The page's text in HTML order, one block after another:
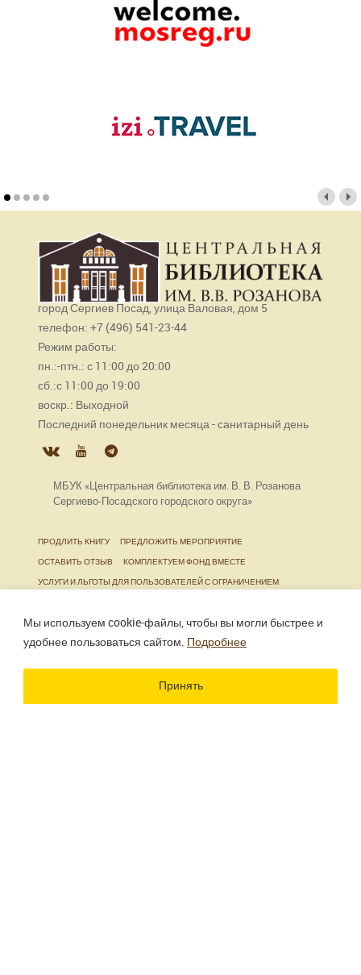
Мы используем cookie‑файлы, чтобы вы могли быстрее и
удобнее пользоваться сайтом. Подробнее
Принять
город Сергиев Посад, улица Валовая, дом 5
телефон: +7 (496) 541-23-44
Режим работы:
пн.:-птн.: с 11:00 до 20:00
сб.:с 11:00 до 19:00
воскр.: Выходной
Последний понедельник месяца - санитарный день
МБУК «Центральная библиотека им. В. В. Розанова
Сергиево-Посадского городского округа»
ПРОДЛИТЬ КНИГУ
ПРЕДЛОЖИТЬ МЕРОПРИЯТИЕ
ОСТАВИТЬ ОТЗЫВ
КОМПЛЕКТУЕМ ФОНД ВМЕСТЕ
УСЛУГИ И ЛЬГОТЫ ДЛЯ ПОЛЬЗОВАТЕЛЕЙ С ОГРАНИЧЕНИЕМ
ЖИЗНЕДЕЯТЕЛЬНОСТИ
Использование материалов сайта разрешено только
при наличии активной ссылки.